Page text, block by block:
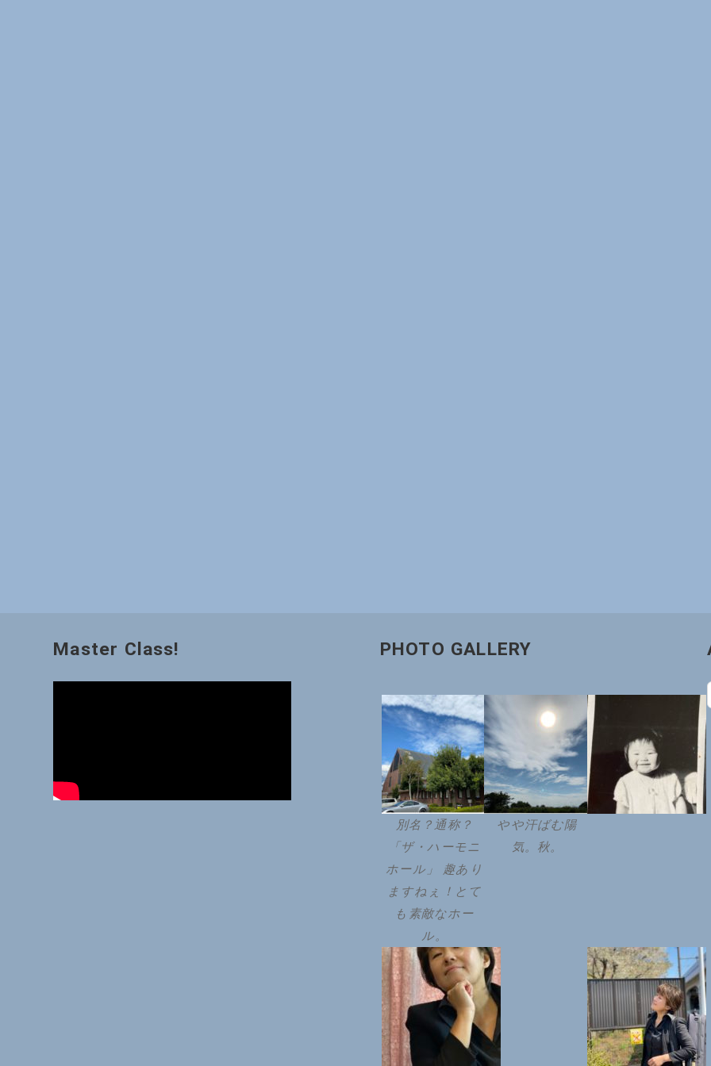
Master Class! PHOTO GALLERY
別名？通称？
「ザ・ハーモニ
ホール」 趣あり
ますねぇ！とて
も素敵なホー
ル。
やや汗ばむ陽
気。秋。